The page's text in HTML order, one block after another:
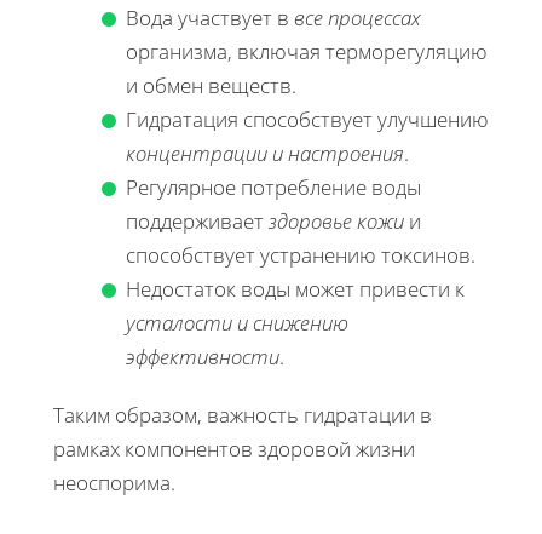
Вода участвует в все процессах
организма, включая терморегуляцию
и обмен веществ.
Гидратация способствует улучшению
концентрации и настроения.
Регулярное потребление воды
поддерживаетздоровье кожи и
способствует устранению токсинов.
Недостаток воды может привести к
усталости и снижению
эффективности.
Таким образом, важность гидратации в
рамках компонентов здоровой жизни
неоспорима.